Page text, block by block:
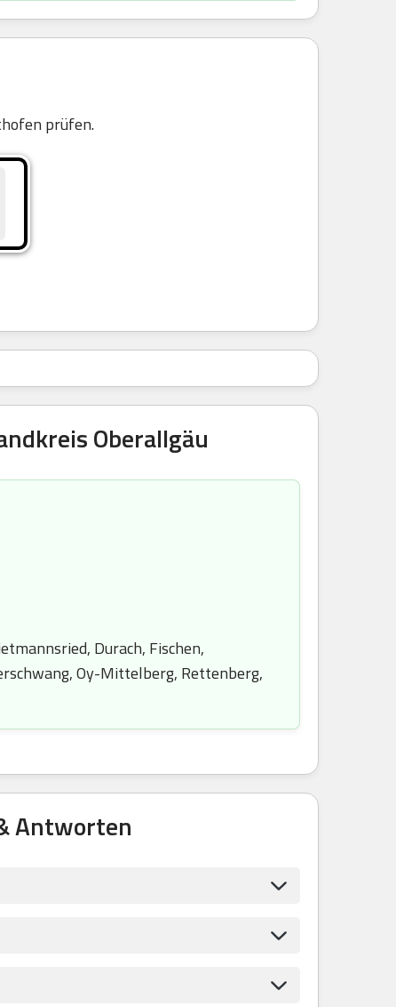
prüfen.
Oberallgäu
Durach, Fischen,
Oy-Mittelberg, Rettenberg,
Antworten